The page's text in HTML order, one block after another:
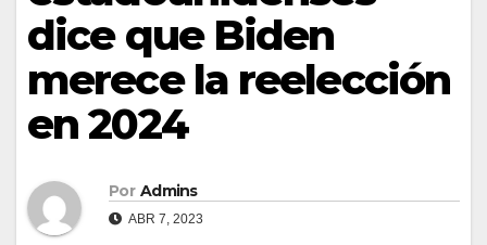
dice que Biden
merece la reelección
en 2024
Por Admins
ABR 7, 2023